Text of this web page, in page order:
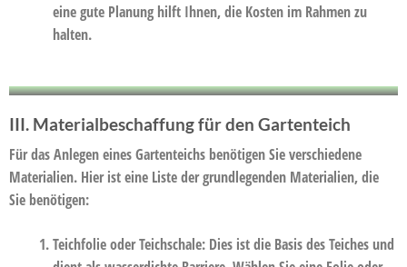
eine gute Planung hilft Ihnen, die Kosten im Rahmen zu
halten.
III. Materialbeschaffung für den Gartenteich
Für das Anlegen eines Gartenteichs benötigen Sie verschiedene
Materialien. Hier ist eine Liste der grundlegenden Materialien, die
Sie benötigen:
Teichfolie oder Teichschale: Dies ist die Basis des Teiches und